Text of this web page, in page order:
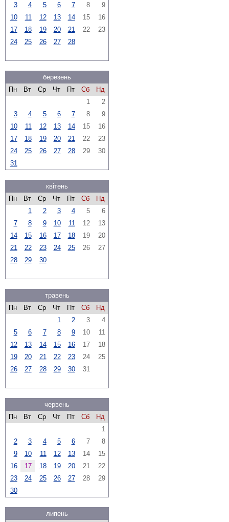
3
4 5 6 7 8
9
10
11 12 13 14 15
16
17
18 19 20 21 22
23
24
25 26 27 28
березень
Пн
Вт Ср Чт Пт Сб
Нд
1
2
3
4 5 6 7 8
9
10
11 12 13 14 15
16
17
18 19 20 21 22
23
24
25 26 27 28 29
30
31
квітень
Пн
Вт Ср Чт Пт Сб
Нд
1
2 3 4 5
6
7
8 9 10 11 12
13
14
15 16 17 18 19
20
21
22 23 24 25 26
27
28
29 30
травень
Пн
Вт Ср Чт Пт Сб
Нд
1
2 3
4
5
6 7 8 9 10
11
12
13 14 15 16 17
18
19
20 21 22 23 24
25
26
27 28 29 30 31
червень
Пн
Вт Ср Чт Пт Сб
Нд
1
2
3 4 5 6 7
8
9
10 11 12 13 14
15
16
17 18 19 20 21
22
23
24 25 26 27 28
29
30
липень